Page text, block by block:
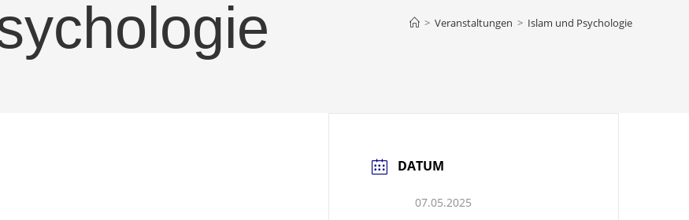
> Veranstaltungen > Islam und Psychologie
DATUM
07.05.2025